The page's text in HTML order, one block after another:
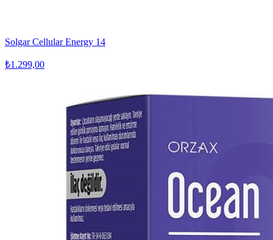
Solgar Cellular Energy 14
₺1.299,00